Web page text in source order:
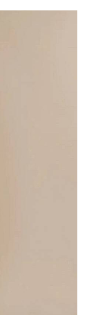
: